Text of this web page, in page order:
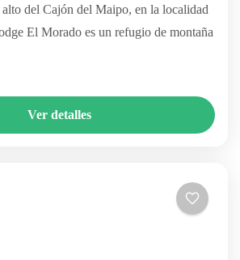
del Cajón del Maipo, en la localidad
El Morado es un refugio de montaña
Ver detalles